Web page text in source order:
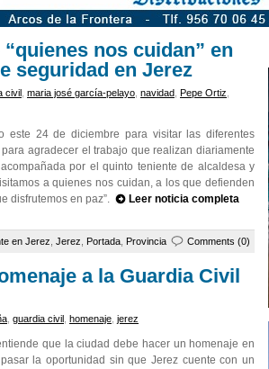
nos cuidan” en
seguridad en Jerez
civil maria josé garcía-pelayo navidad Pepe Ortiz
este 24 de diciembre para visitar las diferentes
agradecer el trabajo que realizan diariamente
por el quinto teniente de alcaldesa y
a quienes nos cuidan, a los que defienden
disfrutemos en paz”.
Leer noticia completa
en Jerez Jerez Portada Provincia Comments (0)
a la Guardia Civil
guardia civil homenaje jerez
que la ciudad debe hacer un homenaje en
la oportunidad sin que Jerez cuente con un